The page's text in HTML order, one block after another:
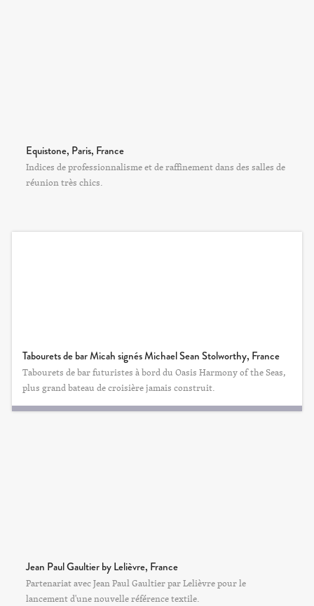
Equistone, Paris, France
Indices de professionnalisme et de raffinement dans des salles de
réunion très chics.
Tabourets de bar Micah signés Michael Sean Stolworthy, France
Tabourets de bar futuristes à bord du Oasis Harmony of the Seas,
plus grand bateau de croisière jamais construit.
Jean Paul Gaultier by Lelièvre, France
Partenariat avec Jean Paul Gaultier par Lelièvre pour le
lancement d'une nouvelle référence textile.